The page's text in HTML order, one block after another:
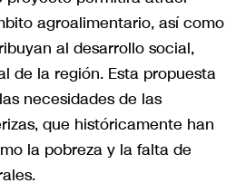
agroalimentario, así como
al desarrollo social,
de la región. Esta propuesta
necesidades de las
que históricamente han
la pobreza y la falta de